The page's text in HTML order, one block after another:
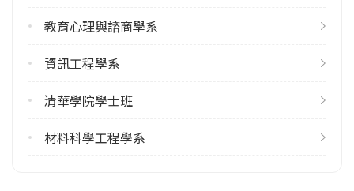
6
113學年度下學期
113學年度上學期
教育心理與諮商學系
資訊工程學系
清華學院學士班
材料科學工程學系